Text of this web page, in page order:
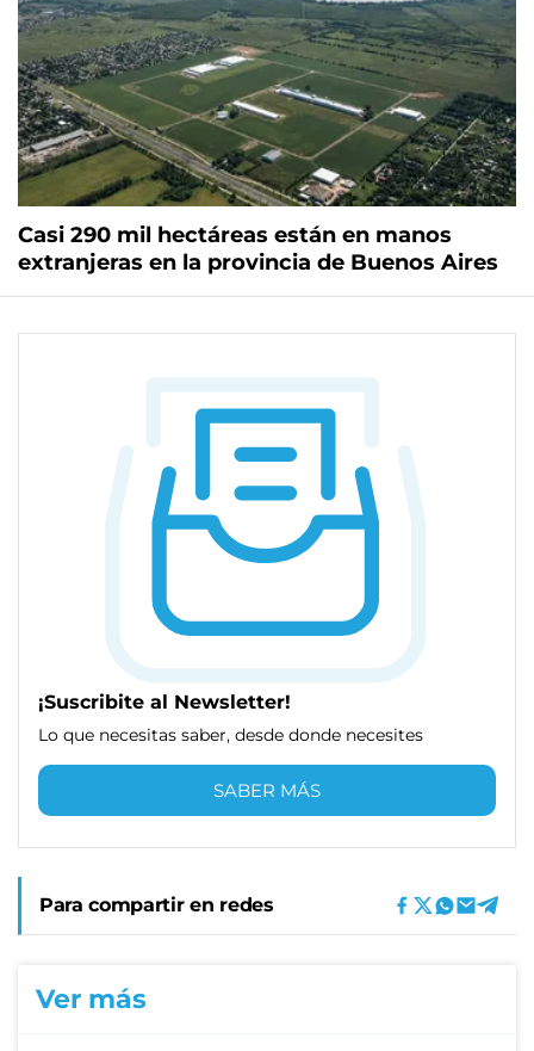
Casi 290 mil hectáreas están en manos
extranjeras en la provincia de Buenos Aires
¡Suscribite al Newsletter!
Lo que necesitas saber, desde donde necesites
SABER MÁS
Para compartir en redes
Ver más